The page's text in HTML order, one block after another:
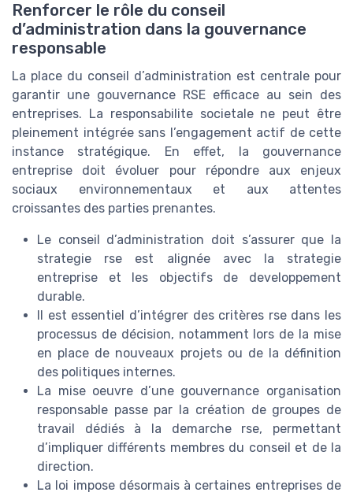
Renforcer le rôle du conseil
d’administration dans la gouvernance
responsable
La place du conseil d’administration est centrale pour
garantir une gouvernance RSE efficace au sein des
entreprises. La responsabilite societale ne peut être
pleinement intégrée sans l’engagement actif de cette
instance stratégique. En effet, la gouvernance
entreprise doit évoluer pour répondre aux enjeux
sociaux environnementaux et aux attentes
croissantes des parties prenantes.
Le conseil d’administration doit s’assurer que la
strategie rse est alignée avec la strategie
entreprise et les objectifs de developpement
durable.
Il est essentiel d’intégrer des critères rse dans les
processus de décision, notamment lors de la mise
en place de nouveaux projets ou de la définition
des politiques internes.
La mise oeuvre d’une gouvernance organisation
responsable passe par la création de groupes de
travail dédiés à la demarche rse, permettant
d’impliquer différents membres du conseil et de la
direction.
La loi impose désormais à certaines entreprises de